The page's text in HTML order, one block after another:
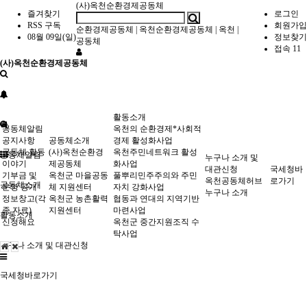
즐겨찾기
RSS 구독
08월 09일(일)
로그인
회원가입
정보찾기
접속 11
(사)옥천순환경제공동체
순환경제공동체 옥천순환경제공동체 옥천
공동체
(사)옥천순환경제공동체
공동체알림
공동체소개
활동소개
누구나 소개 및 대관신청
국세청바로가기
공동체알림
공지사항
공동체 활동
이야기
기부금 및
운영 공개
정보창고(각
종 자료)
신청해요
공동체소개
(사)옥천순환경
제공동체
옥천군 마을공동
체 지원센터
옥천군 농촌활력
지원센터
활동소개
옥천의 순환경제*사회적
경제 활성화사업
옥천주민네트워크 활성
화사업
풀뿌리민주주의와 주민
자치 강화사업
협동과 연대의 지역기반
마련사업
옥천군 중간지원조직 수
탁사업
누구나 소개 및
대관신청
옥천공동체허브
누구나 소개
국세청바
로가기